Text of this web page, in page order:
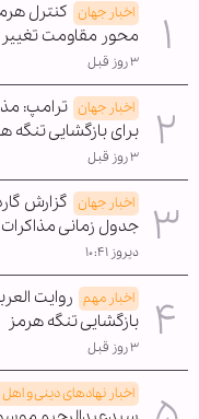
اخبار جهان کنترل
محور مقاومت
۳ روز قبل
اخبار جهان ترامپ:
برای بازگشایی
۳ روز قبل
اخبار جهان گزارش
جدول زمانی مذاکرات
دیروز ۱۰:۴۱
اخبار مهم روایت
بازگشایی تنگه هرمز
۳ روز قبل
اخبار نهادهای دینی و